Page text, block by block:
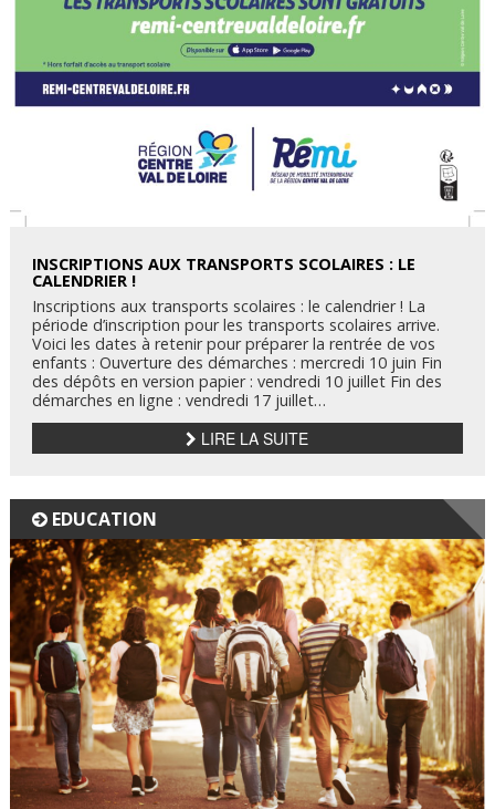
INSCRIPTIONS AUX TRANSPORTS SCOLAIRES : LE
CALENDRIER !
Inscriptions aux transports scolaires : le calendrier ! La
période d’inscription pour les transports scolaires arrive.
Voici les dates à retenir pour préparer la rentrée de vos
enfants : Ouverture des démarches : mercredi 10 juin Fin
des dépôts en version papier : vendredi 10 juillet Fin des
démarches en ligne : vendredi 17 juillet…
LIRE LA SUITE
EDUCATION